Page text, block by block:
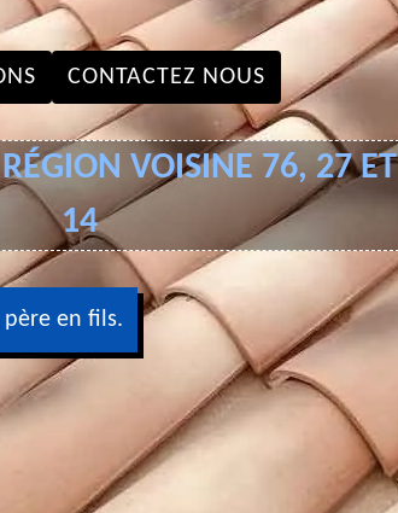
CONTACTEZ NOUS
VOISINE 76, 27 ET
14
en fils.